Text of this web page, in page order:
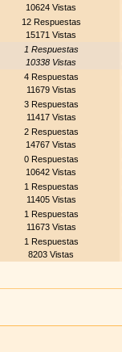
10624 Vistas
12 Respuestas
15171 Vistas
1 Respuestas
10338 Vistas
4 Respuestas
11679 Vistas
3 Respuestas
11417 Vistas
2 Respuestas
14767 Vistas
0 Respuestas
10642 Vistas
1 Respuestas
11405 Vistas
1 Respuestas
11673 Vistas
1 Respuestas
8203 Vistas